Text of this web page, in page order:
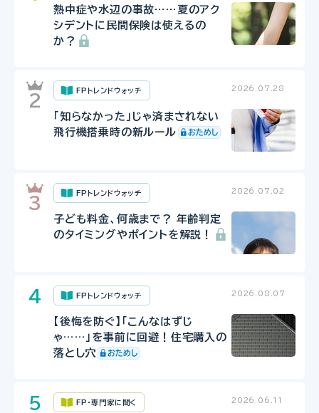
熱中症や水辺の事故……夏のアク
シデントに民間保険は使えるの
か？
FPトレンドウォッチ 2026.07.28
「知らなかった」じゃ済まされない
飛行機搭乗時の新ルール
FPトレンドウォッチ 2026.07.02
子ども料金、何歳まで？ 年齢判定
のタイミングやポイントを解説！
FPトレンドウォッチ 2026.08.07
【後悔を防ぐ】「こんなはずじ
ゃ……」を事前に回避！住宅購入の
落とし穴
FP・専門家に聞く 2026.06.11